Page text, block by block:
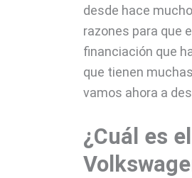
desde hace
razones para que
financiación que
que tienen
vamos ahora a
¿Cuál es